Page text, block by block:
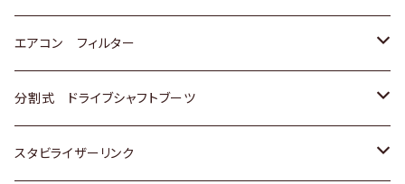
スバル
マツダ
三菱
スバル
三菱
スバル
スズキ
日産
いすゞ
トヨタ
ホンダ
スズキ
エアコン フィルター
トヨタ
ホンダ
分割式 ドライブシャフトブーツ
トヨタ
スタビライザーリンク